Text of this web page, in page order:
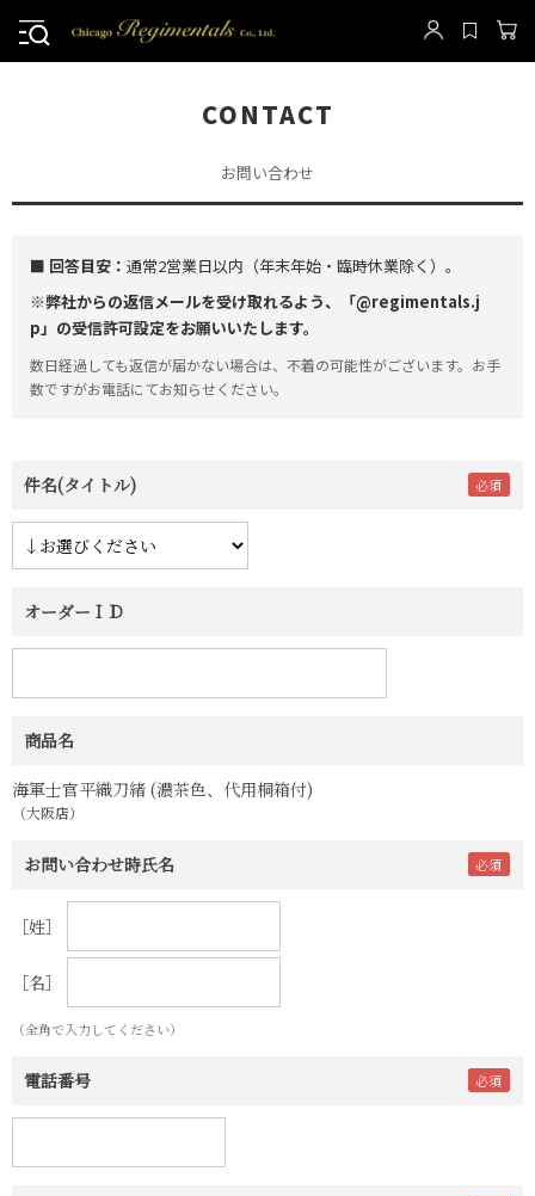
CONTACT
お問い合わせ
■ 回答目安： 通常2営業日以内（年末年始・臨時休業除く）。
※弊社からの返信メールを受け取れるよう、「@regimentals.j
p」の受信許可設定をお願いいたします。
数日経過しても返信が届かない場合は、不着の可能性がございます。お手
数ですがお電話にてお知らせください。
件名(タイトル)
オーダーＩＤ
商品名
海軍士官平織刀緒 (濃茶色、代用桐箱付)
（大阪店）
お問い合わせ時氏名
［姓］
［名］
（全角で入力してください）
電話番号